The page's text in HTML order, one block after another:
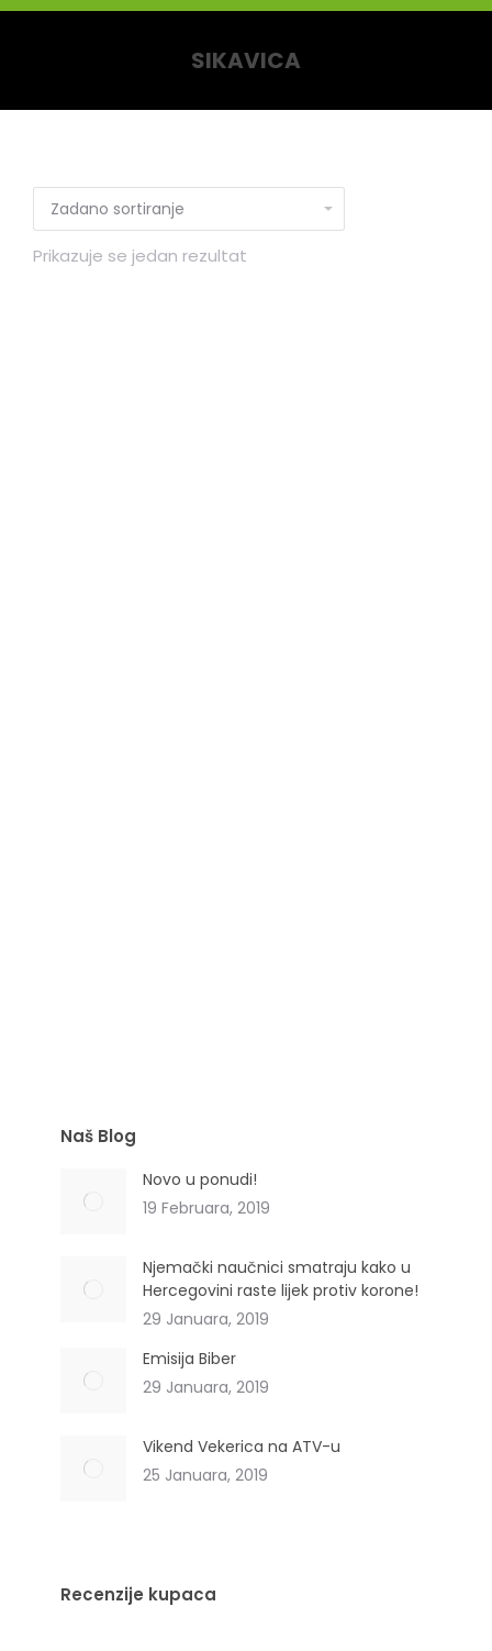
SIKAVICA
Prikazuje se jedan rezultat
Naš Blog
Novo u ponudi!
19 Februara, 2019
Njemački naučnici smatraju kako u
Hercegovini raste lijek protiv korone!
29 Januara, 2019
Emisija Biber
29 Januara, 2019
Vikend Vekerica na ATV-u
25 Januara, 2019
Recenzije kupaca